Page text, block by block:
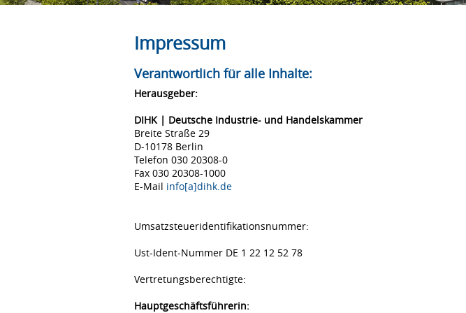
Impressum
Verantwortlich für alle Inhalte:
Herausgeber:
DIHK | Deutsche Industrie- und Handelskammer
Breite Straße 29
D-10178 Berlin
Telefon 030 20308-0
Fax 030 20308-1000
E-Mail info[a]dihk.de
Umsatzsteueridentifikationsnummer:
Ust-Ident-Nummer DE 1 22 12 52 78
Vertretungsberechtigte:
Hauptgeschäftsführerin: